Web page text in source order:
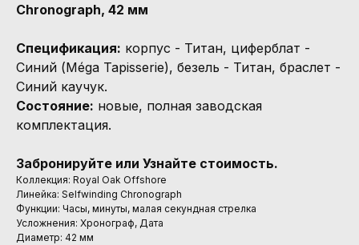
Chronograph, 42 мм
Спецификация: корпус - Титан, циферблат -
Синий (Méga Tapisserie), безель - Титан, браслет -
Синий каучук.
Состояние: новые, полная заводская
комплектация.
Забронируйте или Узнайте стоимость.
Коллекция: Royal Oak Offshore
Линейка: Selfwinding Chronograph
Функции: Часы, минуты, малая секундная стрелка
Усложнения: Хронограф, Дата
Диаметр: 42 мм